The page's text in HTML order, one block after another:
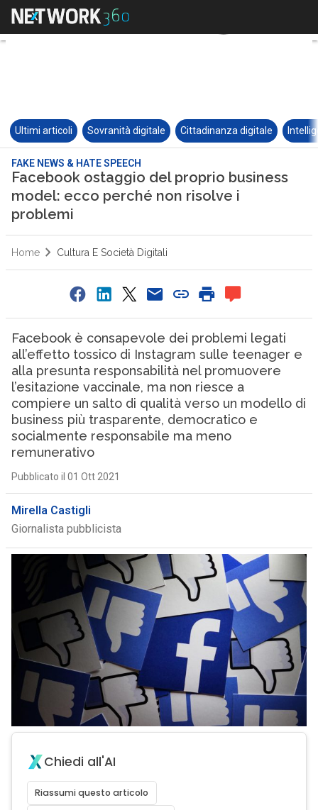
Ultimi articoli Sovranità digitale Cittadinanza digitale
FAKE NEWS & HATE SPEECH
Facebook ostaggio del proprio business
model: ecco perché non risolve i
problemi
Home Cultura E Società Digitali
Facebook è consapevole dei problemi legati
all’effetto tossico di Instagram sulle teenager e
alla presunta responsabilità nel promuovere
l’esitazione vaccinale, ma non riesce a
compiere un salto di qualità verso un modello di
business più trasparente, democratico e
socialmente responsabile ma meno
remunerativo
Pubblicato il 01 Ott 2021
Mirella Castigli
Giornalista pubblicista
Chiedi all'AI
Riassumi questo articolo